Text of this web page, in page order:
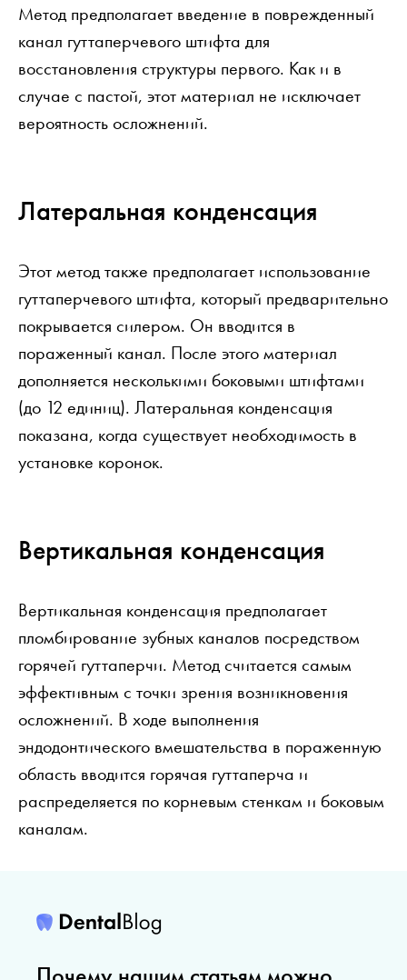
Метод предполагает введение в поврежденный
канал гуттаперчевого штифта для
восстановления структуры первого. Как и в
случае с пастой, этот материал не исключает
вероятность осложнений.
Латеральная конденсация
Этот метод также предполагает использование
гуттаперчевого штифта, который предварительно
покрывается силером. Он вводится в
пораженный канал. После этого материал
дополняется несколькими боковыми штифтами
(до 12 единиц). Латеральная конденсация
показана, когда существует необходимость в
установке коронок.
Вертикальная конденсация
Вертикальная конденсация предполагает
пломбирование зубных каналов посредством
горячей гуттаперчи. Метод считается самым
эффективным с точки зрения возникновения
осложнений. В ходе выполнения
эндодонтического вмешательства в пораженную
область вводится горячая гуттаперча и
распределяется по корневым стенкам и боковым
каналам.